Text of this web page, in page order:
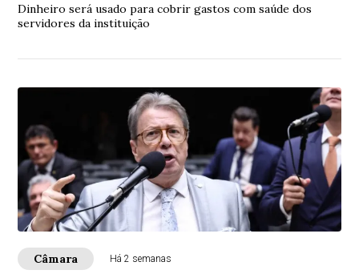
Dinheiro será usado para cobrir gastos com saúde dos
servidores da instituição
Câmara Há 2 semanas